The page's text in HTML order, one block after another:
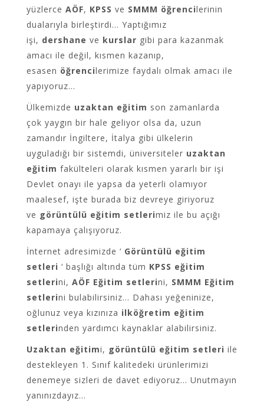
yüzlerce AÖF, KPSS ve SMMM öğrencilerinin
dualarıyla birleştirdi… Yaptığımız
işi, dershane ve kurslar gibi para kazanmak
amacı ile değil, kısmen kazanıp,
esasen öğrencilerimize faydalı olmak amacı ile
yapıyoruz…
Ülkemizde uzaktan eğitim son zamanlarda
çok yaygın bir hale geliyor olsa da, uzun
zamandır İngiltere, İtalya gibi ülkelerin
uyguladığı bir sistemdi, üniversiteler uzaktan
eğitim fakülteleri olarak kısmen yararlı bir işi
Devlet onayı ile yapsa da yeterli olamıyor
maalesef, işte burada biz devreye giriyoruz
ve görüntülü eğitim setlerimiz ile bu açığı
kapamaya çalışıyoruz.
İnternet adresimizde ‘ Görüntülü eğitim
setleri ‘ başlığı altında tüm KPSS eğitim
setlerini, AÖF Eğitim setlerini, SMMM Eğitim
setlerini bulabilirsiniz… Dahası yeğeninize,
oğlunuz veya kızınıza ilköğretim eğitim
setlerinden yardımcı kaynaklar alabilirsiniz.
Uzaktan eğitimi, görüntülü eğitim setleri ile
destekleyen 1. Sınıf kalitedeki ürünlerimizi
denemeye sizleri de davet ediyoruz… Unutmayın
yanınızdayız…